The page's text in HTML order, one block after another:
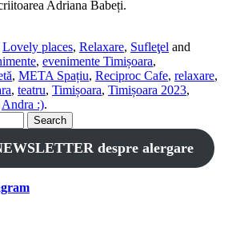
Adriana Babeți.
Lovely places, Relaxare, Sufleţel and
, evenimente Timișoara,
, META Spațiu, Reciproc Cafe, relaxare,
, teatru, Timișoara, Timișoara 2023,
Andra :).
despre alergare